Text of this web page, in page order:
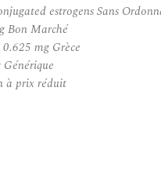
estrogens Sans
Bon Marché
mg Grèce
à prix réduit